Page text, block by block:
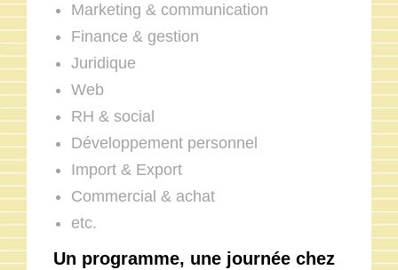
Marketing & communication
Finance & gestion
Juridique
Web
RH & social
Développement personnel
Import & Export
Commercial & achat
etc.
Un programme, une journée chez